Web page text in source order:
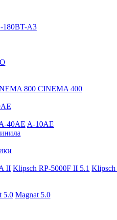
180BT-A3
800 CINEMA 400
40AE A-10AE
II Klipsch RP-5000F II 5.1 Klipsch
5.0 Magnat 5.0